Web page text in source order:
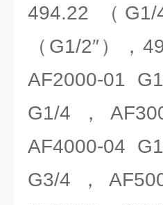
494.22 （
（G1/2″），
AF2000-01
G1/4，
AF4000-04
G3/4，